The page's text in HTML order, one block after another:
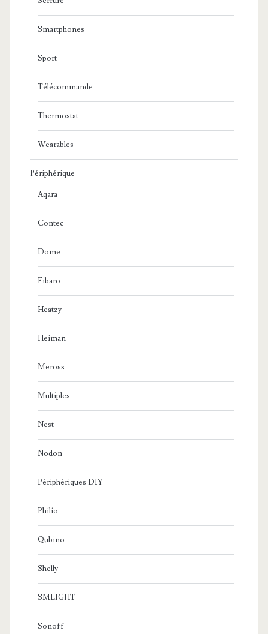
Smartphones
Sport
Télécommande
Thermostat
Wearables
Périphérique
Aqara
Contec
Dome
Fibaro
Heatzy
Heiman
Meross
Multiples
Nest
Nodon
Périphériques DIY
Philio
Qubino
Shelly
SMLIGHT
Sonoff